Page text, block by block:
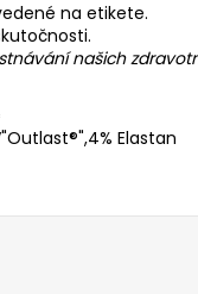
na etikete.
našich
Elastan